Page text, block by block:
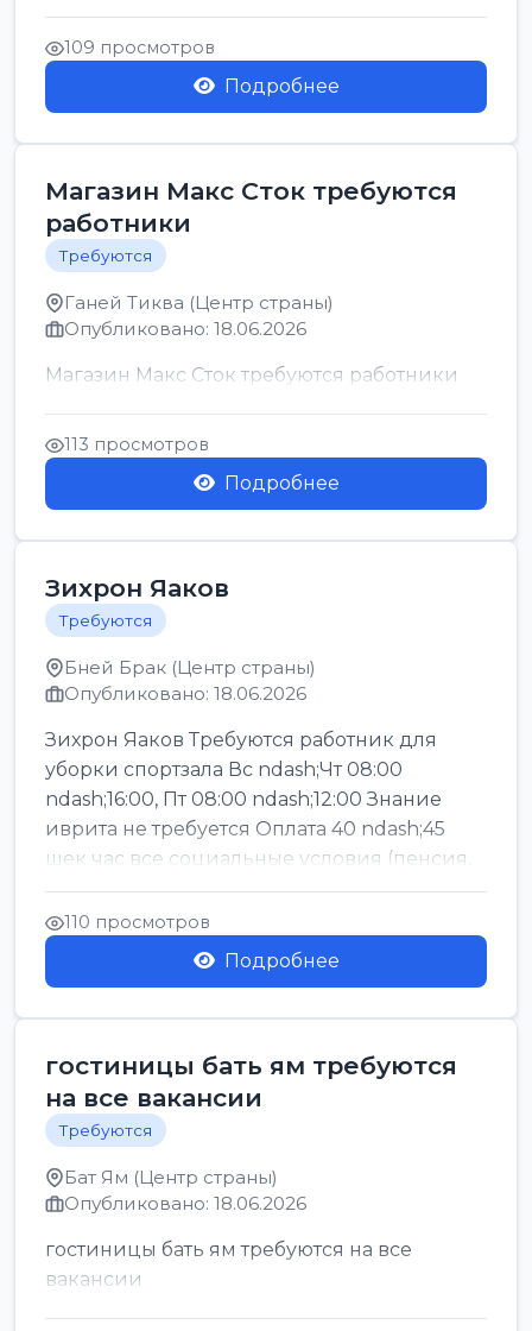
позицию возможна дом...
109 просмотров
Подробнее
Магазин Макс Сток требуются
работники
Требуются
Ганей Тиква (Центр страны)
Опубликовано: 18.06.2026
Магазин Макс Сток требуются работники
113 просмотров
Подробнее
Зихрон Яаков
Требуются
Бней Брак (Центр страны)
Опубликовано: 18.06.2026
Зихрон Яаков Требуются работник для
уборки спортзала Вс ndash;Чт 08:00
ndash;16:00, Пт 08:00 ndash;12:00 Знание
иврита не требуется Оплата 40 ndash;45
шек час все социальные условия (пенсия,
керен ишт...
110 просмотров
Подробнее
гостиницы бать ям требуются
на все вакансии
Требуются
Бат Ям (Центр страны)
Опубликовано: 18.06.2026
гостиницы бать ям требуются на все
вакансии